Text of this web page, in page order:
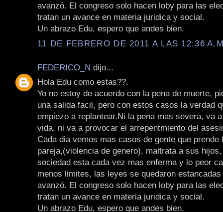
avanzó. El congreso solo hacen loby para las
tratan un avance en materia juridica y social.
Un abrazo Edu, espero que andes bien.
11 DE FEBRERO DE 2011 A LAS 12:36
FEDERICO_N dijo...
Hola Edu como estas??.
Yo no estoy de acuerdo con la pena de muerte,
una salida facil, pero con estos casos la verdad
empiezo a replantear.Ni la pena mas severa, va
vida, ni va a provocar el arrepentmiento del
Cada dia vemos mas casos de gente que prende
pareja,(violencia de genero), maltrata a sus
sociedad esta cada vez mas enferma y lo peor
menos limites, las leyes se quedaron
avanzó. El congreso solo hacen loby para las
tratan un avance en materia juridica y social.
Un abrazo Edu, espero que andes bien.